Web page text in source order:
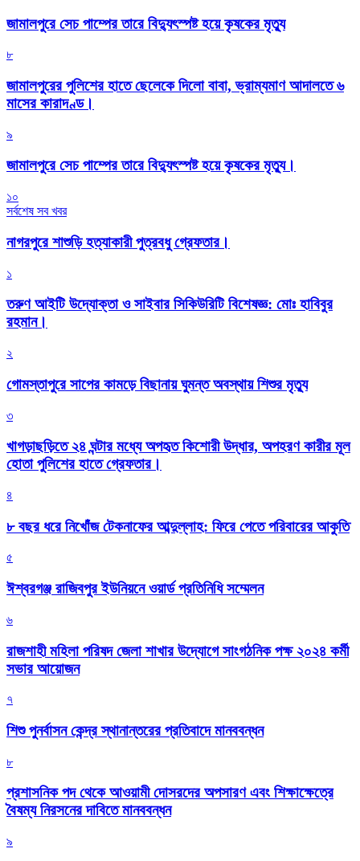
জামালপুরে সেচ পাম্পের তারে বিদ্যুৎস্পষ্ট হয়ে কৃষকের মৃত্যু
৮
জামালপুরের পুলিশের হাতে ছেলেকে দিলো বাবা, ভ্রাম্যমাণ আদালতে ৬
মাসের কারাদণ্ড।
৯
জামালপুরে সেচ পাম্পের তারে বিদ্যুৎস্পষ্ট হয়ে কৃষকের মৃত্যু।
১০
সর্বশেষ সব খবর
নাগরপুরে শাশুড়ি হত্যাকারী পুত্রবধু গ্রেফতার।
১
তরুণ আইটি উদ্যোক্তা ও সাইবার সিকিউরিটি বিশেষজ্ঞ: মোঃ হাবিবুর
রহমান।
২
গোমস্তাপুরে সাপের কামড়ে বিছানায় ঘুমন্ত অবস্থায় শিশুর মৃত্যু
৩
খাগড়াছড়িতে ২৪ ঘন্টার মধ্যে অপহৃত কিশোরী উদ্ধার, অপহরণ কারীর মূল
হোতা পুলিশের হাতে গ্রেফতার।
৪
৮ বছর ধরে নিখোঁজ টেকনাফের আব্দুল্লাহ: ফিরে পেতে পরিবারের আকুতি
৫
ঈশ্বরগঞ্জ রাজিবপুর ইউনিয়নে ওয়ার্ড প্রতিনিধি সম্মেলন
৬
রাজশাহী মহিলা পরিষদ জেলা শাখার উদ্যোগে সাংগঠনিক পক্ষ ২০২৪ কর্মী
সভার আয়োজন
৭
শিশু পুনর্বাসন কেন্দ্র স্থানান্তরের প্রতিবাদে মানববন্ধন
৮
প্রশাসনিক পদ থেকে আওয়ামী দোসরদের অপসারণ এবং শিক্ষাক্ষেত্রে
বৈষম্য নিরসনের দাবিতে মানববন্ধন
৯